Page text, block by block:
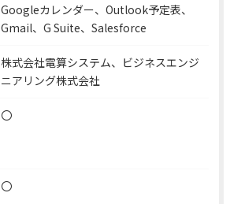
Googleカレンダー、Outlook予定表、
Gmail、G Suite、Salesforce
株式会社電算システム、ビジネスエンジ
ニアリング株式会社
〇
〇